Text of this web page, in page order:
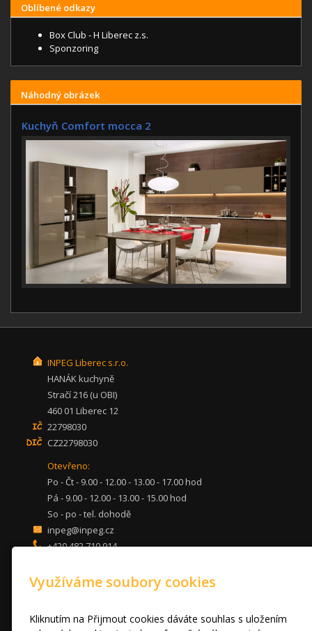
Oblíbené odkazy
Box Club - H Liberec z.s.
Sponzoring
Náhodný obrázek
Kuchyň Comfort mocca 2
INPEG Liberec s.r.o.
HANÁK kuchyně
Stračí 216 (u OBI)
460 01 Liberec 12
22798030
CZ22798030
Otevřeno:
Po - Čt - 9.00 - 12.00 - 13.00 - 17.00 hod
Pá - 9.00 - 12.00 - 13.00 - 15.00 hod
So - po - tel. dohodě
inpeg@inpeg.cz
+420 482 710 914
KUCHYNĚ
DVEŘE A STOLY
Využíváme soubory cookies
Kliknutím na Přijmout cookies dáváte souhlas s uložením